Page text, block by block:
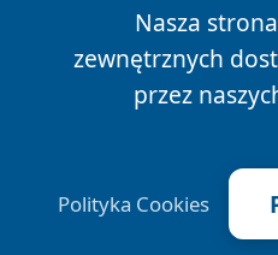
Nasza
zewnętrznych
przez
Polityka Cookies